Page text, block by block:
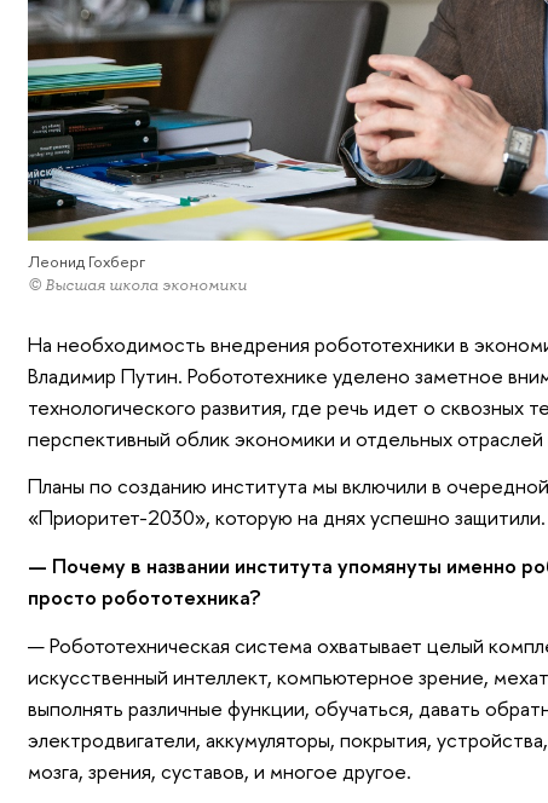
Леонид Гохберг
© Высшая школа экономики
На необходимость внедрения робототехники в
Владимир Путин. Робототехнике уделено заметное
технологического развития, где речь идет о сквозных
перспективный облик экономики и отдельных
Планы по созданию института мы включили в
«Приоритет-2030», которую на днях успешно защитили.
— Почему в названии института упомянуты именно
просто робототехника?
— Робототехническая система охватывает целый
искусственный интеллект, компьютерное зрение,
выполнять различные функции, обучаться, давать
электродвигатели, аккумуляторы, покрытия,
мозга, зрения, суставов, и многое другое.